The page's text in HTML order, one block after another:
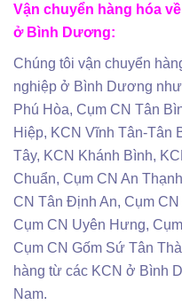
Vận chuyển hàng hóa
ở Bình Dương:
Chúng tôi vận chuyển
nghiệp ở Bình Dương
Phú Hòa, Cụm CN Tân
Hiệp, KCN Vĩnh Tân-Tân
Tây, KCN Khánh Bình,
Chuẩn, Cụm CN An
CN Tân Định An, Cụm
Cụm CN Uyên Hưng,
Cụm CN Gốm Sứ Tân
hàng từ các KCN ở Bình
Nam.